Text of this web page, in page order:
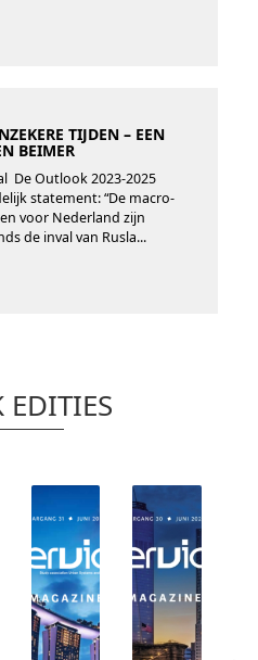
TIJDEN – EEN
BEIMER
De Outlook 2023-2025
statement: “De macro-
voor Nederland zijn
de inval van Rusla...
EDITIES